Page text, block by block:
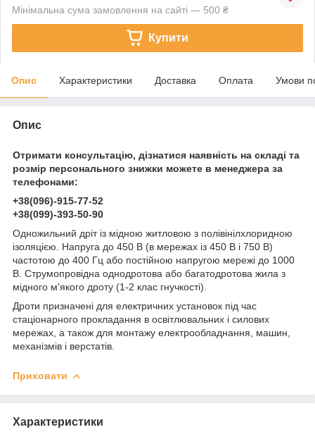
Мінімальна сума замовлення на сайті — 500 ₴
Купити
Опис Характеристики Доставка Оплата Умови
Опис
Отримати консультацію, дізнатися наявність на складі та
розмір персонального знижки можете в менеджера за
телефонами:
+38(096)-915-77-52
+38(099)-393-50-90
Одножильний дріт із мідною житловою з полівінілхлоридною
ізоляцією. Напруга до 450 В (в мережах із 450 В і 750 В)
частотою до 400 Гц або постійною напругою мережі до 1000
В. Струмопровідна однодротова або багатодротова жила з
мідного м'якого дроту (1-2 клас гнучкості).
Дроти призначені для електричних установок під час
стаціонарного прокладання в освітлювальних і силових
мережах, а також для монтажу електрообладнання, машин,
механізмів і верстатів.
Приховати
Характеристики